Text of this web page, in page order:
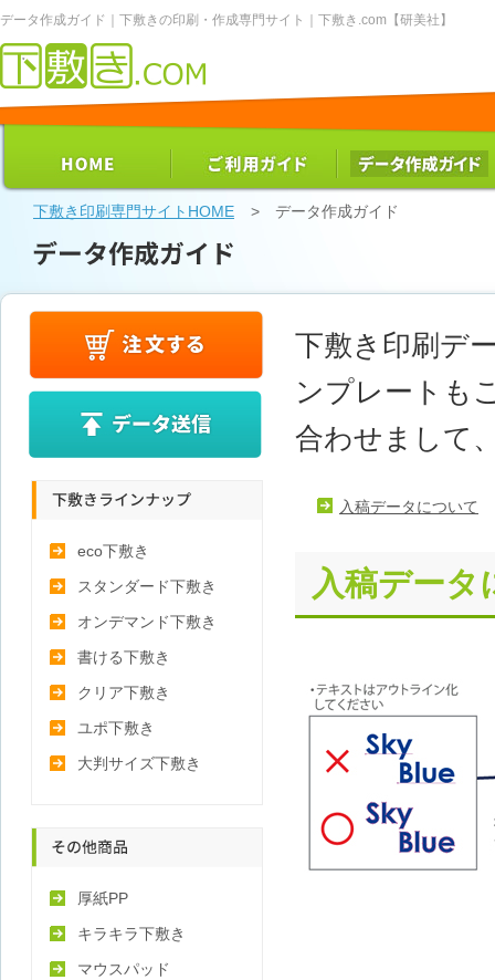
データ作成ガイド｜下敷きの印刷・作成専門サイト｜下敷き.com【研美社】
下敷き印刷専門サイトHOME > データ作成ガイド
eco下敷き
スタンダード下敷き
オンデマンド下敷き
書ける下敷き
クリア下敷き
ユポ下敷き
大判サイズ下敷き
厚紙PP
キラキラ下敷き
マウスパッド
下敷き印刷デ
ンプレートも
合わせまして
入稿データについて
入稿データ